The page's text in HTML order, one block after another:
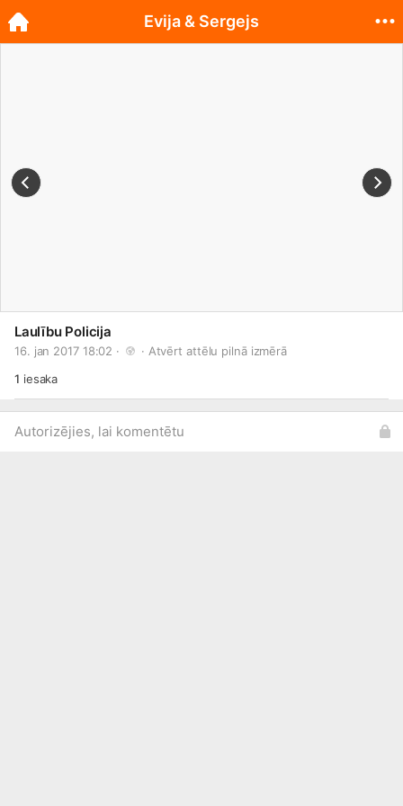
Laulību Policija
16. jan 2017 18:02 · · Atvērt attēlu pilnā izmērā
1 iesaka
Autorizējies, lai komentētu
Evija & Sergejs